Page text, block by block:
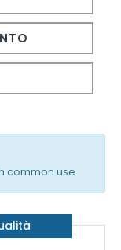
common use.